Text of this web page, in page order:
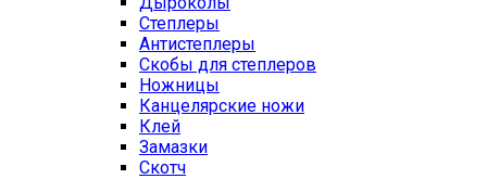
Степлеры
Антистеплеры
Скобы для степлеров
Ножницы
Канцелярские ножи
Клей
Замазки
Скотч